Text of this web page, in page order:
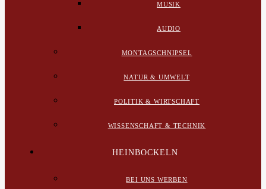
MUSIK
AUDIO
MONTAGSCHNIPSEL
NATUR & UMWELT
POLITIK & WIRTSCHAFT
WISSENSCHAFT & TECHNIK
HEINBOCKELN
BEI UNS WERBEN